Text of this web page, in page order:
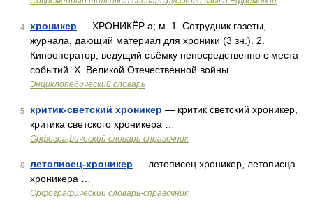
4 хроникер — ХРОНИКЁР а; м. 1. Сотрудник газеты,
журнала, дающий материал для хроники (3 зн.). 2.
Кинооператор, ведущий съёмку непосредственно с места
событий. Х. Великой Отечественной войны …
Энциклопедический словарь
5 критик-светский хроникер — критик светский хроникер,
критика светского хроникера …
Орфографический словарь-справочник
6 летописец-хроникер — летописец хроникер, летописца
хроникера …
Орфографический словарь-справочник